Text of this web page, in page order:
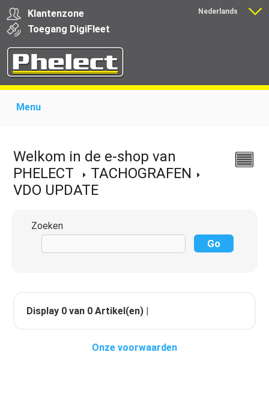
Klantenzone
Toegang DigiFleet
Nederlands
Menu
Producten voor transporteurs
Opleiding
Nieuws
Ondersteuning
Download Links Contact
Welkom in de e-shop van
PHELECT
TACHOGRAFEN
VDO UPDATE
Zoeken
Display 0 van 0 Artikel(en) |
Onze voorwaarden